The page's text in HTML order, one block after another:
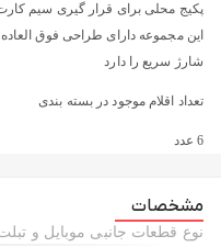
پکیج محلی برای قرار گیری سیم
این مجموعه دارای طراحی فوق
شارژ سریع را دارد
تعداد اقلام موجود در بسته بندی
6 عدد
دارای کابل کوتاه Type-C به Type-C
مشخصات
نوع قطعات جانبی موبایل و